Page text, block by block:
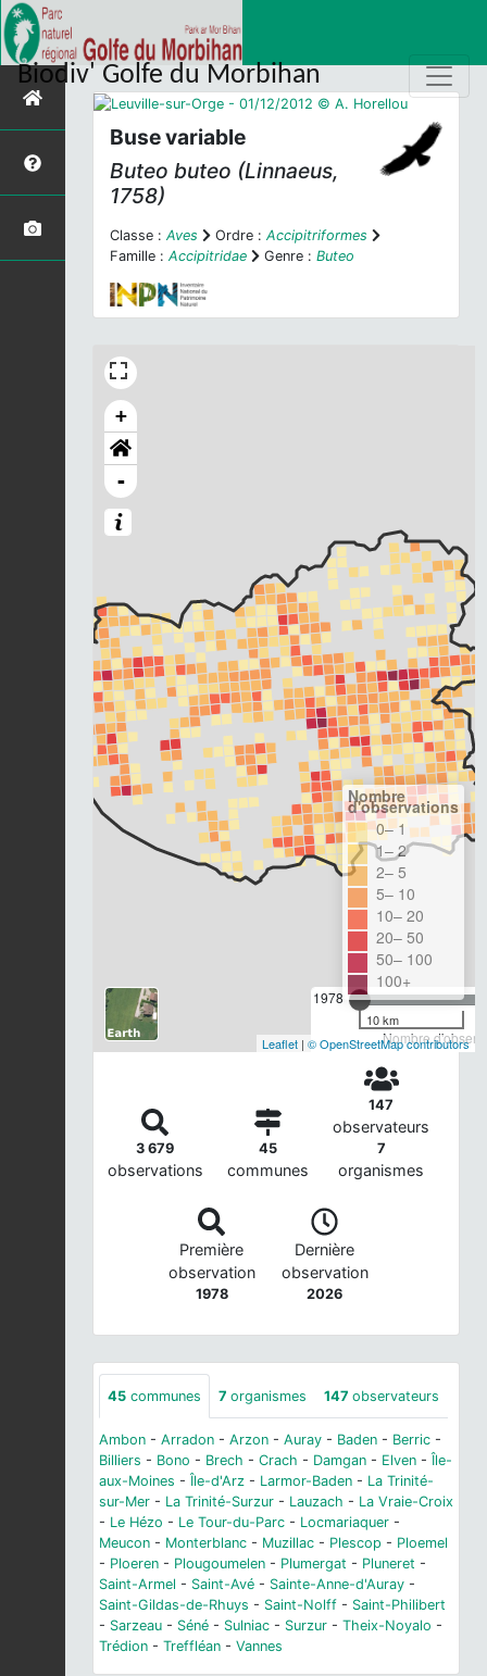
Biodiv' Golfe du Morbihan
Buse variable
Buteo buteo (Linnaeus,
1758)
Classe : Aves Ordre : Accipitriformes
Famille : Accipitridae Genre : Buteo
+
-
1978
Nombre
Nombre
d'observations
0– 1
1– 2
2– 5
5– 10
10– 20
20– 50
50– 100
100+
10 km
Leaflet | © OpenStreetMap contributors
3 679
observations
45
communes
147
observateurs
7
organismes
Première
observation
1978
Dernière
observation
2026
45 communes 7 organismes 147 observateurs
Ambon - Arradon - Arzon - Auray - Baden - Berric -
Billiers - Bono - Brech - Crach - Damgan - Elven - Île-
aux-Moines - Île-d'Arz - Larmor-Baden - La Trinité-
sur-Mer - La Trinité-Surzur - Lauzach - La Vraie-Croix
- Le Hézo - Le Tour-du-Parc - Locmariaquer -
Meucon - Monterblanc - Muzillac - Plescop - Ploemel
- Ploeren - Plougoumelen - Plumergat - Pluneret -
Saint-Armel - Saint-Avé - Sainte-Anne-d'Auray -
Saint-Gildas-de-Rhuys - Saint-Nolff - Saint-Philibert
- Sarzeau - Séné - Sulniac - Surzur - Theix-Noyalo -
Trédion - Treffléan - Vannes